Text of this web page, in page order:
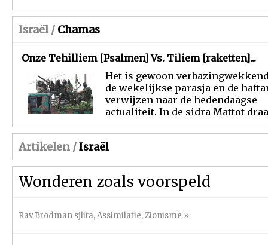
Israël / Chamas
Onze Tehilliem [Psalmen] Vs. Tiliem [raketten]...
Het is gewoon
de wekelijkse parasja en de
verwijzen naar de hedendaagse
actualiteit. In de sidra Mattot
Artikelen /Israël
Wonderen zoals voorspeld
Rav Brodman sjlita,Assimilatie,Zionisme »